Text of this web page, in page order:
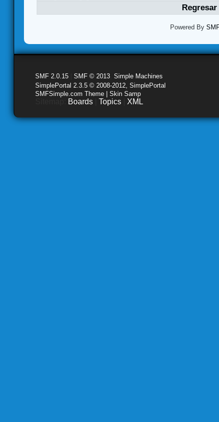
Powered By
SMF 2.0.15 SMF © 2013 Simple Machines
SimplePortal 2.3.5 © 2008-2012, SimplePortal
SMFSimple.com Theme | Skin Samp
Boards Topics XML